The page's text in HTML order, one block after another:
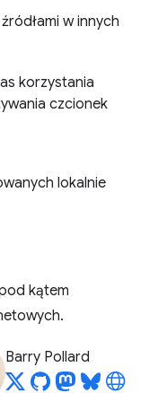
w innych
korzystania
czcionek
lokalnie
kątem
Barry Pollard